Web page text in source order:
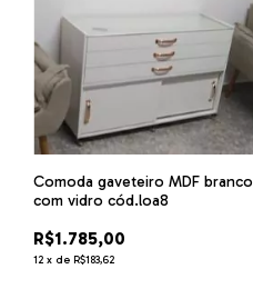
Comoda gaveteiro MDF branco
com vidro cód.loa8
R$1.785,00
12 x deR$183,62